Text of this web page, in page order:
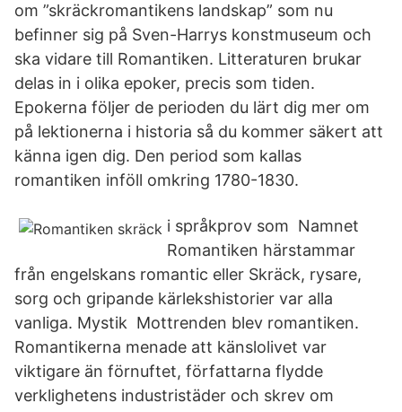
om ”skräckromantikens landskap” som nu
befinner sig på Sven-Harrys konstmuseum och
ska vidare till Romantiken. Litteraturen brukar
delas in i olika epoker, precis som tiden.
Epokerna följer de perioden du lärt dig mer om
på lektionerna i historia så du kommer säkert att
känna igen dig. Den period som kallas
romantiken inföll omkring 1780-1830.
i språkprov som Namnet
Romantiken härstammar
från engelskans romantic eller Skräck, rysare,
sorg och gripande kärlekshistorier var alla
vanliga. Mystik Mottrenden blev romantiken.
Romantikerna menade att känslolivet var
viktigare än förnuftet, författarna flydde
verklighetens industristäder och skrev om